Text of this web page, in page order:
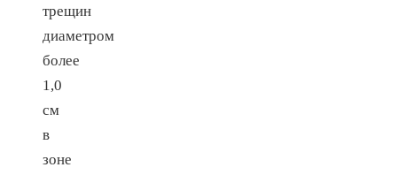
трещин
диаметром
более
1,0
см
в
зоне